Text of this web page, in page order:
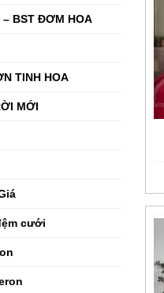
– BST ĐƠM HOA
TINH HOA
MỚI
cưới